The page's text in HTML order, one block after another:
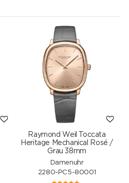
Raymond Weil Toccata
Heritage Mechanical Rosé /
Grau 38mm
Damenuhr
2280-PC5-80001